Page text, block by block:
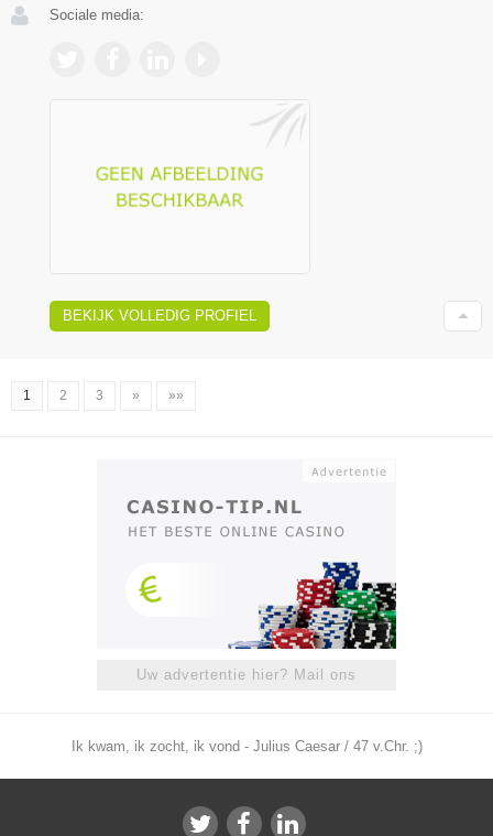
Sociale media:
BEKIJK VOLLEDIG PROFIEL
1 2 3 » »»
Uw advertentie hier? Mail ons
Ik kwam, ik zocht, ik vond - Julius Caesar / 47 v.Chr. ;)